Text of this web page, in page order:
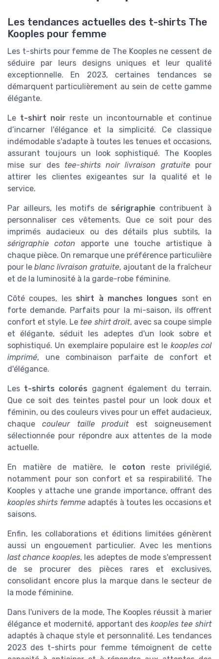
Les tendances actuelles des t-shirts The
Kooples pour femme
Les t-shirts pour femme de The Kooples ne cessent de
séduire par leurs designs uniques et leur qualité
exceptionnelle. En 2023, certaines tendances se
démarquent particulièrement au sein de cette gamme
élégante.
Le t-shirt noir reste un incontournable et continue
d’incarner l'élégance et la simplicité. Ce classique
indémodable s'adapte à toutes les tenues et occasions,
assurant toujours un look sophistiqué. The Kooples
mise sur des tee-shirts noir livraison gratuitepour
attirer les clientes exigeantes sur la qualité et le
service.
Par ailleurs, les motifs de sérigraphie contribuent à
personnaliser ces vêtements. Que ce soit pour des
imprimés audacieux ou des détails plus subtils, la
sérigraphie coton apporte une touche artistique à
chaque pièce. On remarque une préférence particulière
pour leblanc livraison gratuite, ajoutant de la fraîcheur
et de la luminosité à la garde-robe féminine.
Côté coupes, les shirt à manches longues sont en
forte demande. Parfaits pour la mi-saison, ils offrent
confort et style. Le tee shirt droit, avec sa coupe simple
et élégante, séduit les adeptes d'un look sobre et
sophistiqué. Un exemplaire populaire est le kooples col
imprimé, une combinaison parfaite de confort et
d'élégance.
Les t-shirts colorés gagnent également du terrain.
Que ce soit des teintes pastel pour un look doux et
féminin, ou des couleurs vives pour un effet audacieux,
chaquecouleur taille produitest soigneusement
sélectionnée pour répondre aux attentes de la mode
actuelle.
En matière de matière, le coton reste privilégié,
notamment pour son confort et sa respirabilité. The
Kooples y attache une grande importance, offrant des
kooples shirts femmeadaptés à toutes les occasions et
saisons.
Enfin, les collaborations et éditions limitées génèrent
aussi un engouement particulier. Avec les mentions
last chance kooples, les adeptes de mode s'empressent
de se procurer des pièces rares et exclusives,
consolidant encore plus la marque dans le secteur de
la mode féminine.
Dans l'univers de la mode, The Kooples réussit à marier
élégance et modernité, apportant deskooples tee shirt
adaptés à chaque style et personnalité. Les tendances
2023 des t-shirts pour femme témoignent de cette